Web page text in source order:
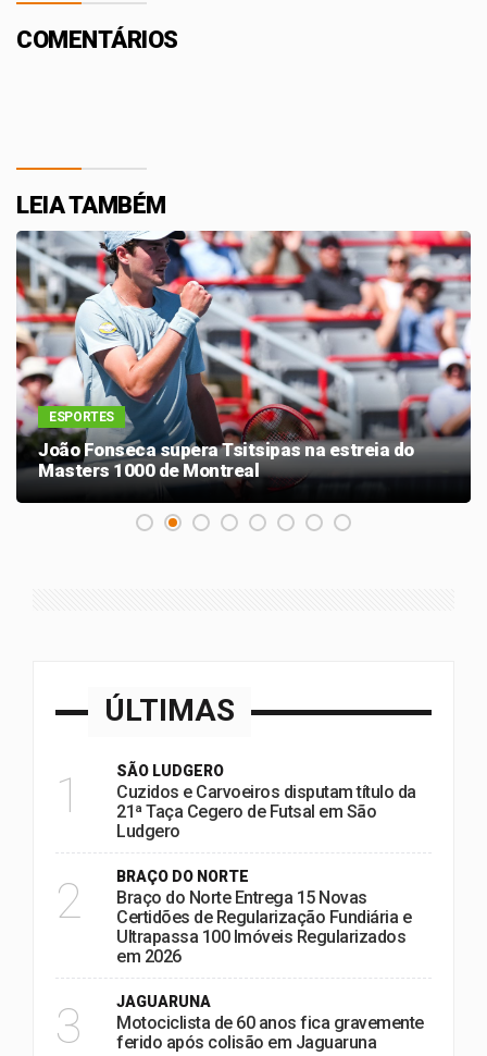
COMENTÁRIOS
LEIA TAMBÉM
ESPORTES
João Fonseca supera Tsitsipas na estreia do
Masters 1000 de Montreal
ÚLTIMAS
1 SÃO LUDGERO
Cuzidos e Carvoeiros disputam título da
21ª Taça Cegero de Futsal em São
Ludgero
2 BRAÇO DO NORTE
Braço do Norte Entrega 15 Novas
Certidões de Regularização Fundiária e
Ultrapassa 100 Imóveis Regularizados
em 2026
3 JAGUARUNA
Motociclista de 60 anos fica gravemente
ferido após colisão em Jaguaruna